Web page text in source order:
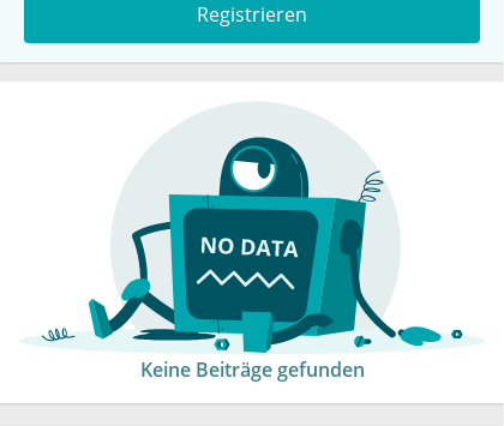
Registrieren
Keine Beiträge gefunden